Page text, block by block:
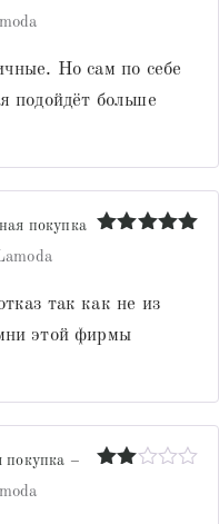
Но сам по себе
подойдёт больше
покупка
так как не из
этой фирмы
покупка –